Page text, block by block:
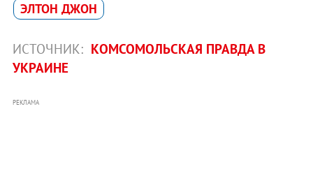
ЭЛТОН ДЖОН
ИСТОЧНИК: КОМСОМОЛЬСКАЯ ПРАВДА В
УКРАИНЕ
РЕКЛАМА